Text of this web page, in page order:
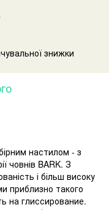
знижки
настилом - з
човнів BARK. З
і більш високу
приблизно такого
на глиссирование.